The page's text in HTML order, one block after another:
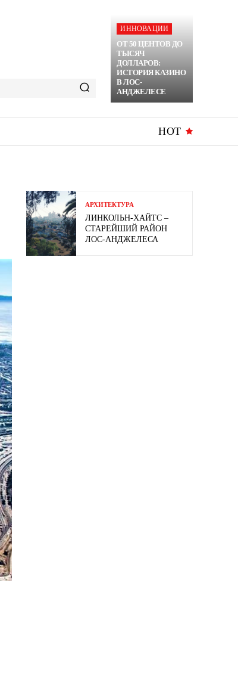
ИННОВАЦИИ
ОТ 50 ЦЕНТОВ ДО
ТЫСЯЧ
ДОЛЛАРОВ:
ИСТОРИЯ КАЗИНО
В ЛОС-
АНДЖЕЛЕСЕ
HOT
АРХИТЕКТУРА
ЛИНКОЛЬН-ХАЙТС –
СТАРЕЙШИЙ РАЙОН
ЛОС-АНДЖЕЛЕСА